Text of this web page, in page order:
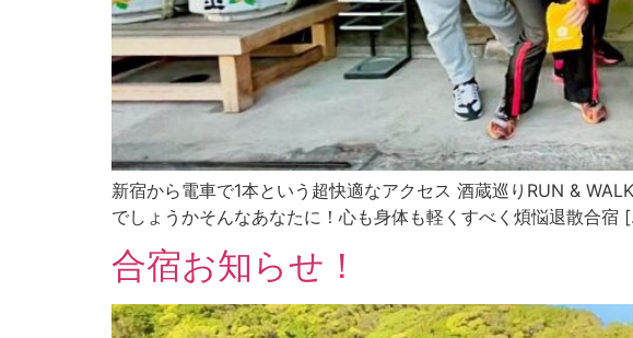
新宿から電車で1本という超快適なアクセス 酒蔵巡りRUN &
でしょうかそんなあなたに！心も身体も軽くすべく煩悩退散合宿
合宿お知らせ！